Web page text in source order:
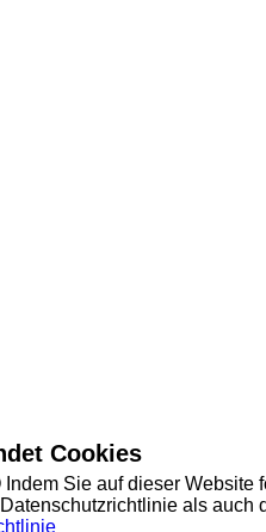
Cookies
Sie auf dieser Website
als auch